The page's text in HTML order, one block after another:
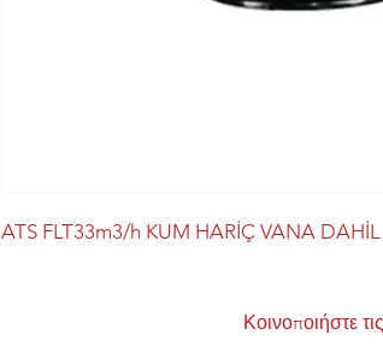
ATS FLT33m3/h KUM HARİÇ VANA DAHİL
Κοινοποιήστε